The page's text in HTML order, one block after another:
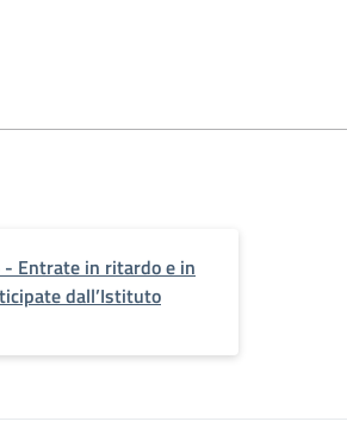
Entrate in ritardo e in
dall’Istituto